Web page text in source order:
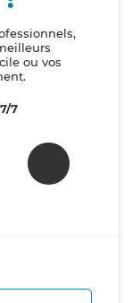
ou vos
7